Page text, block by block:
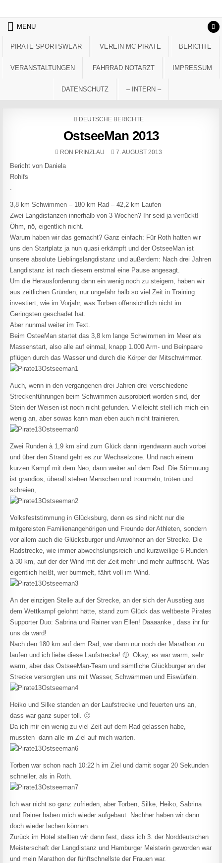
MENU
PIRATE-SPORTSWEAR VEREIN MC PIRATE BERICHTE
VERANSTALTUNGEN FAHRRAD NOTARZT IMPRESSUM
DATENSCHUTZ – INTERN –
POSTED IN
DEUTSCHE BERICHTE
OstseeMan 2013
AUTHOR:
RON PRINZLAU PUBLISHED DATE:
7. AUGUST 2013
Bericht von Daniela
Rohlfs
.
3,8 km Schwimmen – 180 km Rad – 42,2 km Laufen
Zwei Langdistanzen innerhalb von 3 Wochen? Ihr seid ja verrückt!
Öhm, nö, eigentlich nicht.
Warum haben wir das gemacht? Ganz einfach: Für Roth hatten wir
uns den Startplatz ja nun quasi erkämpft und der OstseeMan ist
unsere absolute Lieblingslangdistanz und außerdem: Nach drei Jahren
Langdistanz ist nach diesem erstmal eine Pause angesagt.
Um die Herausforderung dann ein wenig noch zu steigern, haben wir
aus zeitlichen Gründen, nur ungefähr halb so viel Zeit in Training
investiert, wie im Vorjahr, was Torben offensichtlich nicht im
Geringsten geschadet hat.
Aber nunmal weiter im Text.
Beim OsteeMan startet das 3,8 km lange Schwimmen im Meer als
Massenstart, also alle auf einmal, knapp 1.000 Arm- und Beinpaare
pflügen durch das Wasser und durch die Körper der Mitschwimmer.
Auch, wenn in den vergangenen drei Jahren drei verschiedene
Streckenführungen beim Schwimmen ausprobiert worden sind, der
Stein der Weisen ist noch nicht gefunden. Vielleicht stell ich mich ein
wenig an, aber sowas kann man eben auch nicht trainieren.
Zwei Runden à 1,9 km sind zum Glück dann irgendwann auch vorbei
und über den Strand geht es zur Wechselzone. Und nach einem
kurzen Kampf mit dem Neo, dann weiter auf dem Rad. Die Stimmung
ist grandios, überall stehen Menschen und trommeln, tröten und
schreien,
Volksfeststimmung in Glücksburg, denn es sind nicht nur die
mitgereisten Familienangehörigen und Freunde der Athleten, sondern
vor allem auch die Glücksburger und Anwohner an der Strecke. Die
Radstrecke, wie immer abwechslungsreich und kurzweilige 6 Runden
à 30 km, auf der der Wind mit der Zeit mehr und mehr auffrischt. Was
eigentlich heißt, wer bummelt, fährt voll im Wind.
An der einzigen Stelle auf der Strecke, an der sich der Ausstieg aus
dem Wettkampf gelohnt hätte, stand zum Glück das weltbeste Pirates
Supporter Duo: Sabrina und Rainer van Ellen! Daaaanke , dass ihr für
uns da ward!
Nach den 180 km auf dem Rad, war dann nur noch der Marathon zu
laufen und ich liebe diese Laufstrecke! 🙂 Okay, es war warm, sehr
warm, aber das OstseeMan-Team und sämtliche Glückburger an der
Strecke versorgten uns mit Wasser, Schwämmen und Eiswürfeln.
Heiko und Silke standen an der Laufstrecke und feuerten uns an,
dass war ganz super toll. 🙂
Da ich mir ein wenig zu viel Zeit auf dem Rad gelassen habe,
mussten dann alle im Ziel auf mich warten.
Torben war schon nach 10:22 h im Ziel und damit sogar 20 Sekunden
schneller, als in Roth.
Ich war nicht so ganz zufrieden, aber Torben, Silke, Heiko, Sabrina
und Rainer haben mich wieder aufgebaut. Nachher haben wir dann
doch wieder lachen können.
Zurück im Hotel stellten wir dann fest, dass ich 3. der Norddeutschen
Meisterschaft der Langdistanz und Hamburger Meisterin geworden war
und mein Marathon der fünftschnellste der Frauen war.